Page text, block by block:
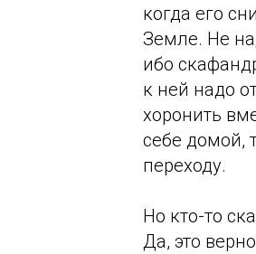
когда его
Земле. Не
ибо
к ней надо
хоронить
себе домой,
переходу.
Но кто-то
Да, это